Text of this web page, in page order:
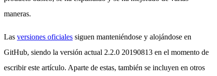
maneras.
Las versiones oficiales siguen manteniéndose y alojándose en
GitHub, siendo la versión actual 2.2.0 20190813 en el momento de
escribir este artículo. Aparte de estas, también se incluyen en otros